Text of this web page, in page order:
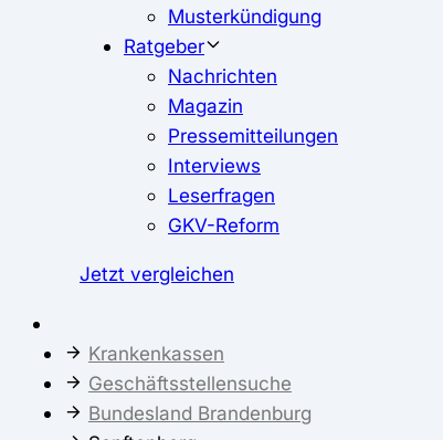
Musterkündigung
Ratgeber
Nachrichten
Magazin
Pressemitteilungen
Interviews
Leserfragen
GKV-Reform
Jetzt vergleichen
Krankenkassen
Geschäftsstellensuche
Bundesland Brandenburg